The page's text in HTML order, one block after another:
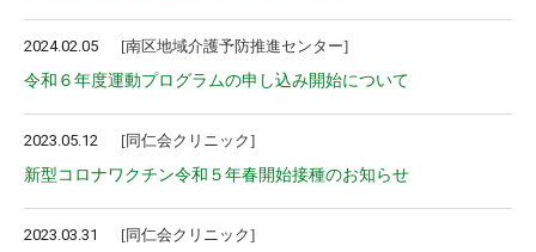
2024.02.05
南区地域介護予防推進センター
令和６年度運動プログラムの申し込み開始について
2023.05.12
同仁会クリニック
新型コロナワクチン令和５年春開始接種のお知らせ
2023.03.31
同仁会クリニック